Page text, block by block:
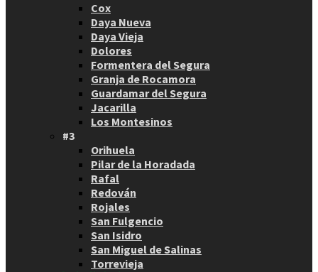
Cox
Daya Nueva
Daya Vieja
Dolores
Formentera del Segura
Granja de Rocamora
Guardamar del Segura
Jacarilla
Los Montesinos
#3
Orihuela
Pilar de la Horadada
Rafal
Redován
Rojales
San Fulgencio
San Isidro
San Miguel de Salinas
Torrevieja